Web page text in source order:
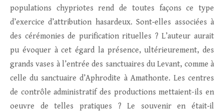
populations chypriotes rend de toutes façons ce type
d’exercice d’attribution hasardeux. Sont‑elles associées à
des cérémonies de purification rituelles ? L’auteur aurait
pu évoquer à cet égard la présence, ultérieurement, des
grands vases à l’entrée des sanctuaires du Levant, comme à
celle du sanctuaire d’Aphrodite à Amathonte. Les centres
de contrôle administratif des productions mettaient-ils en
oeuvre de telles pratiques ? Le souvenir en était‑il